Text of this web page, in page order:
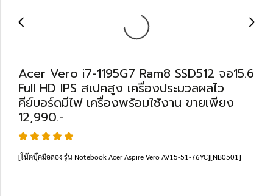
Acer Vero i7-1195G7 Ram8 SSD512 จอ15.6
Full HD IPS สเปคสูง เครื่องประมวลผลไว
คีย์บอร์ดมีไฟ เครื่องพร้อมใช้งาน ขายเพียง
12,990.-
[โน๊ตบุ๊คมือสอง รุ่น Notebook Acer Aspire Vero AV15-51-76YC][NB0501]